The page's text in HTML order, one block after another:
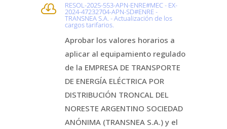
 RESOL-2025-553-APN-ENRE#MEC - EX-
2024-47232704-APN-SD#ENRE -
TRANSNEA S.A. - Actualización de los
cargos tarifarios.
Aprobar los valores horarios a
aplicar al equipamiento regulado
de la EMPRESA DE TRANSPORTE
DE ENERGÍA ELÉCTRICA POR
DISTRIBUCIÓN TRONCAL DEL
NORESTE ARGENTINO SOCIEDAD
ANÓNIMA (TRANSNEA S.A.) y el